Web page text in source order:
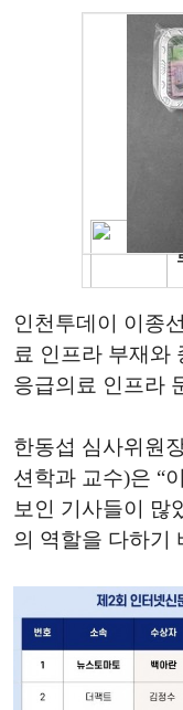
인천투데이 이종
료 인프라 부재와
응급의료 인프라
한동섭 심사위원
션학과 교수)은 “
보인 기사들이 많
의 역할을 다하기